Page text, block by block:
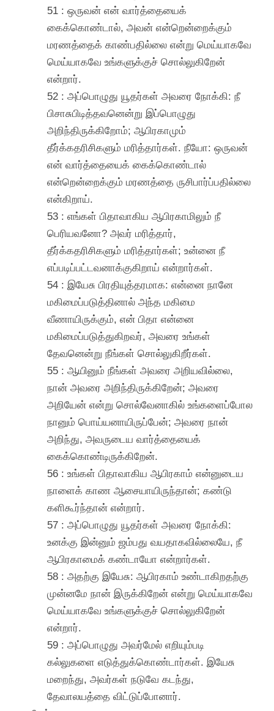
51 : ஒருவன் என் வார்த்தையைக்
கைக்கொண்டால், அவன் என்றென்றைக்கும்
மரணத்தைக் காண்பதில்லை என்று மெய்யாகவே
மெய்யாகவே உங்களுக்குச் சொல்லுகிறேன்
என்றார்.
52 : அப்பொழுது யூதர்கள் அவரை நோக்கி: நீ
பிசாசுபிடித்தவனென்று இப்பொழுது
அறிந்திருக்கிறோம்; ஆபிரகாமும்
தீர்க்கதரிசிகளும் மரித்தார்கள். நீயோ: ஒருவன்
என் வார்த்தையைக் கைக்கொண்டால்
என்றென்றைக்கும் மரணத்தை ருசிபார்ப்பதில்லை
என்கிறாய்.
53 : எங்கள் பிதாவாகிய ஆபிரகாமிலும் நீ
பெரியவனோ? அவர் மரித்தார்,
தீர்க்கதரிசிகளும் மரித்தார்கள்; உன்னை நீ
எப்படிப்பட்டவனாக்குகிறாய் என்றார்கள்.
54 : இயேசு பிரதியுத்தரமாக: என்னை நானே
மகிமைப்படுத்தினால் அந்த மகிமை
வீணாயிருக்கும், என் பிதா என்னை
மகிமைப்படுத்துகிறவர், அவரை உங்கள்
தேவனென்று நீங்கள் சொல்லுகிறீர்கள்.
55 : ஆயினும் நீங்கள் அவரை அறியவில்லை,
நான் அவரை அறிந்திருக்கிறேன்; அவரை
அறியேன் என்று சொல்வேனாகில் உங்களைப்போல
நானும் பொய்யனாயிருப்பேன்; அவரை நான்
அறிந்து, அவருடைய வார்த்தையைக்
கைக்கொண்டிருக்கிறேன்.
56 : உங்கள் பிதாவாகிய ஆபிரகாம் என்னுடைய
நாளைக் காண ஆசையாயிருந்தான்; கண்டு
களிகூர்ந்தான் என்றார்.
57 : அப்பொழுது யூதர்கள் அவரை நோக்கி:
உனக்கு இன்னும் ஜம்பது வயதாகவில்லையே, நீ
ஆபிரகாமைக் கண்டாயோ என்றார்கள்.
58 : அதற்கு இயேசு: ஆபிரகாம் உண்டாகிறதற்கு
முன்னமே நான் இருக்கிறேன் என்று மெய்யாகவே
மெய்யாகவே உங்களுக்குச் சொல்லுகிறேன்
என்றார்.
59 : அப்பொழுது அவர்மேல் எறியும்படி
கல்லுகளை எடுத்துக்கொண்டார்கள். இயேசு
மறைந்து, அவர்கள் நடுவே கடந்து,
தேவாலயத்தை விட்டுப்போனார்.